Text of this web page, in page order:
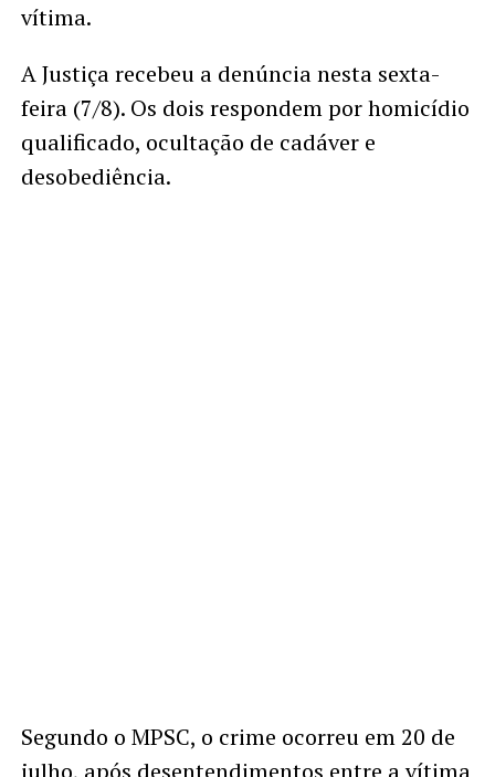
vítima.
A Justiça recebeu a denúncia nesta sexta-
feira (7/8). Os dois respondem por homicídio
qualificado, ocultação de cadáver e
desobediência.
Segundo o MPSC, o crime ocorreu em 20 de